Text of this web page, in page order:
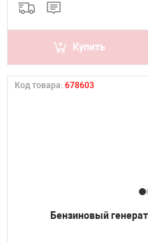
Купить
Код товара: 678603
Бензиновый